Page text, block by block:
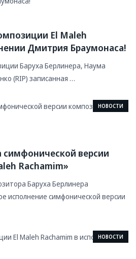
El Maleh
Дмитрия Браумонаса!
Баруха Берлинера, Наума
(RIP) записанная …
НОВОСТИ
версии
Rachamim»
Баруха Берлинера
исполнение симфонической версии
НОВОСТИ